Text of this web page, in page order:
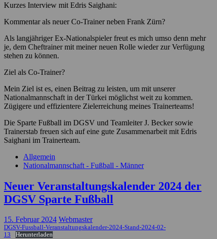
Kurzes Interview mit Edris Saighani:
Kommentar als neuer Co-Trainer neben Frank Zürn?
Als langjähriger Ex-Nationalspieler freut es mich umso denn mehr
je, dem Cheftrainer mit meiner neuen Rolle wieder zur Verfügung
stehen zu können.
Ziel als Co-Trainer?
Mein Ziel ist es, einen Beitrag zu leisten, um mit unserer
Nationalmannschaft in der Türkei möglichst weit zu kommen.
Zügigere und effizientere Zielerreichung meines Trainerteams!
Die Sparte Fußball im DGSV und Teamleiter J. Becker sowie
Trainerstab freuen sich auf eine gute Zusammenarbeit mit Edris
Saighani im Trainerteam.
Allgemein
Nationalmannschaft - Fußball - Männer
Neuer Veranstaltungskalender 2024 der
DGSV Sparte Fußball
15. Februar 2024 Webmaster
DGSV-Fussball-Veranstaltungskalender-2024-Stand-2024-02-
13
Herunterladen